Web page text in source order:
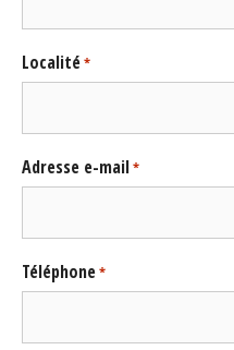
Localité*
Adresse e-mail*
Téléphone*